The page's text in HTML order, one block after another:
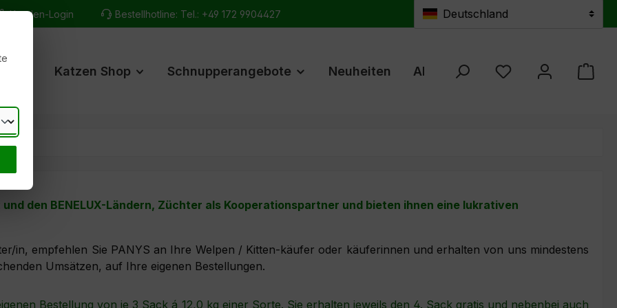
Kunden-Login Bestellhotline: Tel.: +49 172 9904427 Deutschland
Katzen Shop Schnupperangebote Neuheiten Aktuelles Züchterprogramm
Du hast 0 Produkte
den BENELUX-Ländern, Züchter als Kooperationspartner und bieten ihnen eine lukrativen
in, empfehlen Sie PANYS an Ihre Welpen / Kitten-käufer oder käuferinnen und erhalten von uns mindestens
Umsätzen, auf Ihre eigenen Bestellungen.
Bestellung von je 3 Sack á 12,0 kg einer Sorte. Sie erhalten jeweils den 4. Sack gratis und nebenbei auch